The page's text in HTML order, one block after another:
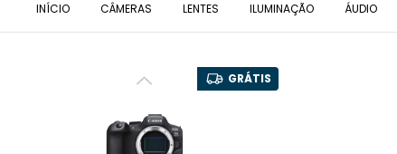
INÍCIO CÂMERAS LENTES ILUMINAÇÃO ÁUDIO
GRÁTIS